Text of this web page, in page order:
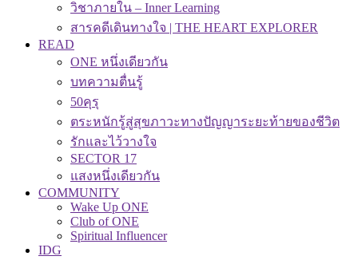
วิชาภายใน – Inner Learning
สารคดีเดินทางใจ | THE HEART EXPLORER
READ
ONE หนึ่งเดียวกัน
บทความตื่นรู้
50คุรุ
ตระหนักรู้สู่สุขภาวะทางปัญญาระยะท้ายของชีวิต
รักและไว้วางใจ
SECTOR 17
แสงหนึ่งเดียวกัน
COMMUNITY
Wake Up ONE
Club of ONE
Spiritual Influencer
IDG